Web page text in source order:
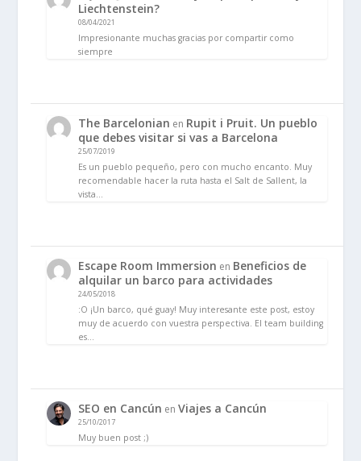
Liechtenstein?
08/04/2021
Impresionante muchas gracias por compartir como
siempre
The Barcelonian en Rupit i Pruit. Un pueblo
que debes visitar si vas a Barcelona
25/07/2019
Es un pueblo pequeño, pero con mucho encanto. Muy
recomendable hacer la ruta hasta el Salt de Sallent, la
vista…
Escape Room Immersion en Beneficios de
alquilar un barco para actividades
24/05/2018
:O ¡Un barco, qué guay! Muy interesante este post, estoy
muy de acuerdo con vuestra perspectiva. El team building
es…
SEO en Cancún enViajes a Cancún
25/10/2017
Muy buen post ;)